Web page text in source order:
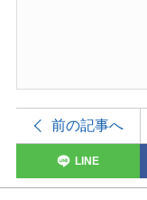
前の記事へ
LINE